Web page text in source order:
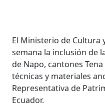
El Ministerio de Cultura
semana la inclusión de
de Napo, cantones
técnicas y materiales
Representativa de
Ecuador.